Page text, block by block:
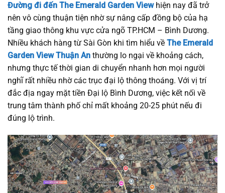
Đường đi đến The Emerald Garden Viewhiện nay đã trở
nên vô cùng thuận tiện nhờ sự nâng cấp đồng bộ của hạ
tầng giao thông khu vực cửa ngõ TP.HCM – Bình Dương.
Nhiều khách hàng từ Sài Gòn khi tìm hiểu về The Emerald
Garden View Thuận An thường lo ngại về khoảng cách,
nhưng thực tế thời gian di chuyển nhanh hơn mọi người
nghĩ rất nhiều nhờ các trục đại lộ thông thoáng. Với vị trí
đắc địa ngay mặt tiền Đại lộ Bình Dương, việc kết nối về
trung tâm thành phố chỉ mất khoảng 20-25 phút nếu đi
đúng lộ trình.